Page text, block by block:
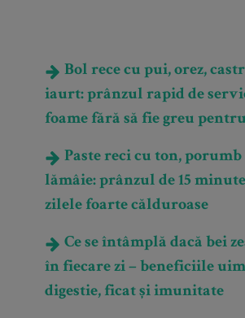
Bol rece cu pui, orez,
iaurt: prânzul rapid de
foame fără să fie greu
Paste reci cu ton, porumb
lămâie: prânzul de 15
zilele foarte călduroase
Ce se întâmplă dacă bei
în fiecare zi – beneficiile
digestie, ficat și imunitate